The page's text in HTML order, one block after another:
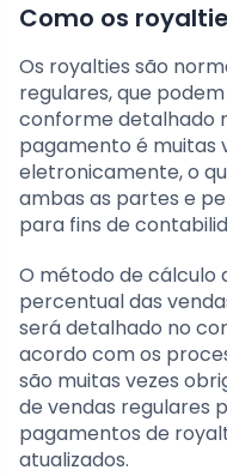
Como os
Os royalties são
regulares, que
conforme detalhado
pagamento é muitas
eletronicamente, o
ambas as partes e
para fins de
O método de cálculo
percentual das
será detalhado no
acordo com os
são muitas vezes
de vendas regulares
pagamentos de
atualizados.